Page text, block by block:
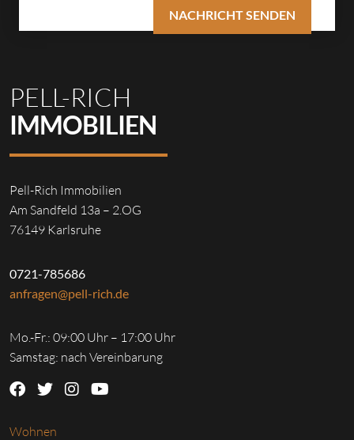
PELL-RICH
IMMOBILIEN
Pell-Rich Immobilien
Am Sandfeld 13a – 2.OG
76149 Karlsruhe
0721-785686
anfragen@pell-rich.de
Mo.-Fr.: 09:00 Uhr – 17:00 Uhr
Samstag: nach Vereinbarung
Wohnen